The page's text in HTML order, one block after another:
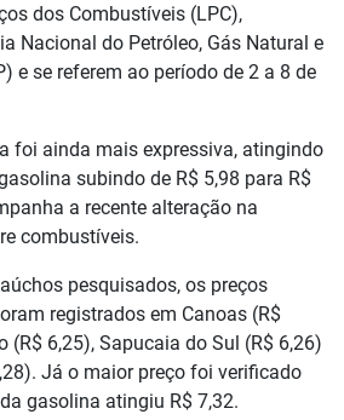
dos Combustíveis (LPC),
Nacional do Petróleo, Gás Natural e
e se referem ao período de 2 a 8 de
foi ainda mais expressiva, atingindo
subindo de R$ 5,98 para R$
a recente alteração na
combustíveis.
pesquisados, os preços
registrados em Canoas (R$
(R$ 6,25), Sapucaia do Sul (R$ 6,26)
Já o maior preço foi verificado
gasolina atingiu R$ 7,32.